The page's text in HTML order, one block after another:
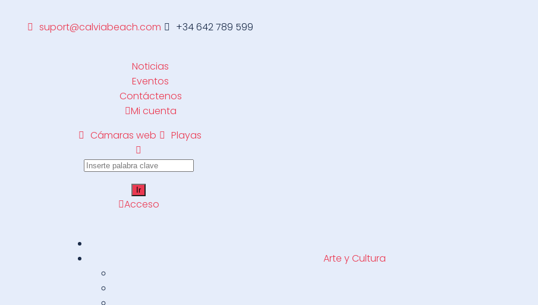
suport@calviabeach.com +34 642 789 599
Noticias
Eventos
Contáctenos
Mi cuenta
Cámaras web
Playas
Acceso
Arte y Cultura